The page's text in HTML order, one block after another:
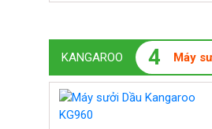
KANGAROO 4 Máy